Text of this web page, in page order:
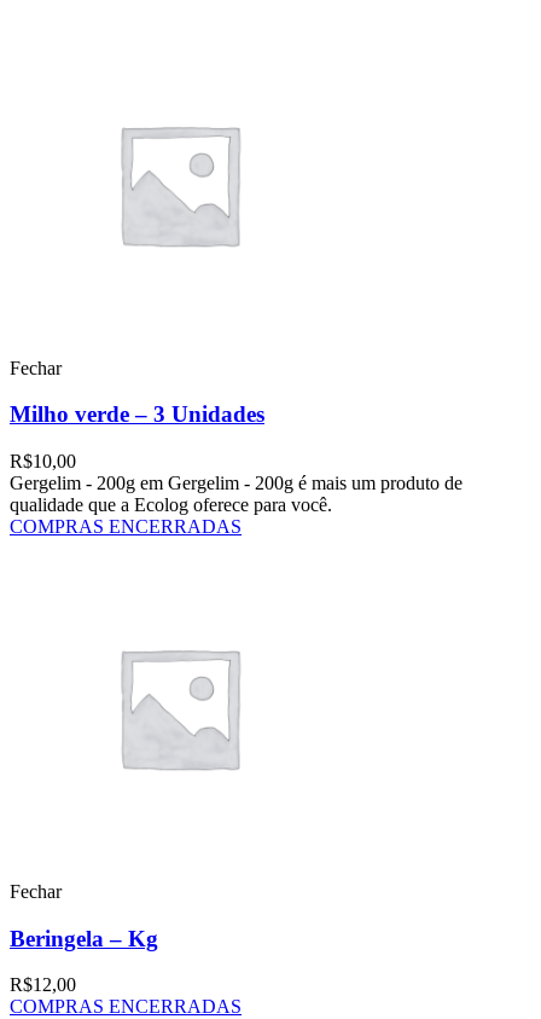
Fechar
Milho verde – 3 Unidades
R$10,00
Gergelim - 200g em Gergelim - 200g é mais um produto de
qualidade que a Ecolog oferece para você.
COMPRAS ENCERRADAS
Fechar
Beringela – Kg
R$12,00
COMPRAS ENCERRADAS